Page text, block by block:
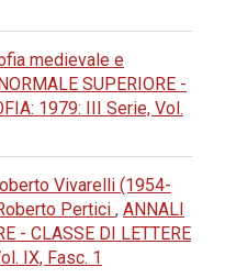
medievale e
SUPERIORE -
1979: III Serie, Vol.
Vivarelli (1954-
Pertici , ANNALI
- CLASSE DI LETTERE
IX, Fasc. 1